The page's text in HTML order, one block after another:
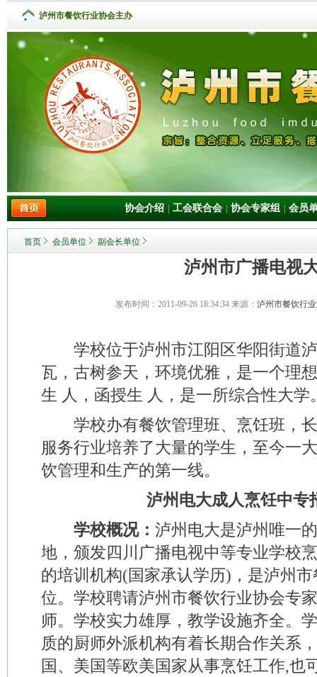
泸州市餐饮行业协会主办
协会介绍 工会联合会 协会专家组 会员
首页 会员单位 副会长单位
泸州市广播电视
发布时间：2011-09-26 18:34:34 来源：泸州市餐饮行
学校位于泸州市江阳区华阳街道泸
瓦，古树参天，环境优雅，是一个理
生 人，函授生 人，是一所综合性大学
学校办有餐饮管理班、烹饪班，长
服务行业培养了大量的学生，至今一
饮管理和生产的第一线。
泸州电大成人烹饪中专
学校概况：泸州电大是泸州唯一
地，颁发四川广播电视中等专业学校
的培训机构(国家承认学历)，是泸州
位。学校聘请泸州市餐饮行业协会专
师。学校实力雄厚，教学设施齐全。
质的厨师外派机构有着长期合作关系
国、美国等欧美国家从事烹饪工作,也